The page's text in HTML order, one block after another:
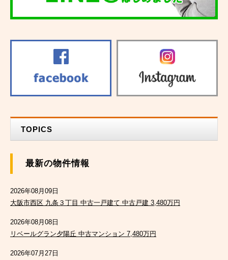
TOPICS
最新の物件情報
2026年08月09日
大阪市西区 九条３丁目 中古一戸建て 中古戸建 3,480万円
2026年08月08日
リベールグラン夕陽丘 中古マンション 7,480万円
2026年07月27日